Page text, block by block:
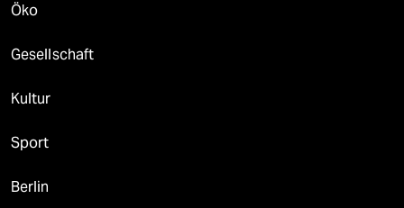
Öko
Gesellschaft
Kultur
Sport
Berlin